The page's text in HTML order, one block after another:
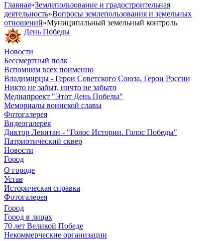
Главная»Землепользование и градостроительная
деятельность»Вопросы землепользования и земельных
отношений»Муниципальный земельный контроль
День Победы
Новости
Бессмертный полк
Вспомним всех поименно
Владимирцы - Герои Советского Союза, Герои России
Никто не забыт, ничто не забыто
Медиапроект "Этот День Победы"
Мемориалы воинской славы
Фотогалерея
Видеогалерея
Диктор Левитан - "Голос Истории. Голос Победы"
Патриотический сквер
Новости
Город
О городе
Устав
Историческая справка
Фотогалерея
Город
Город в лицах
70 лет Великой Победе
Некоммерческие организации